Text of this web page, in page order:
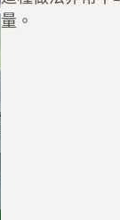
量。